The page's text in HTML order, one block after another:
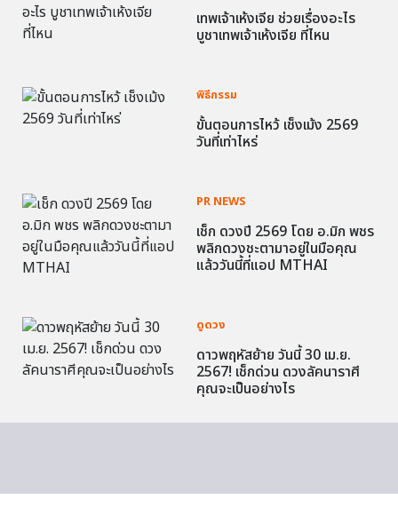
เทพเจ้าเห้งเจีย ช่วยเรื่องอะไร
บูชาเทพเจ้าเห้งเจีย ที่ไหน
พิธีกรรม
ขั้นตอนการไหว้ เช็งเม้ง 2569
วันที่เท่าไหร่
PR NEWS
เช็ก ดวงปี 2569 โดย อ.มิก พชร
พลิกดวงชะตามาอยู่ในมือคุณ
แล้ววันนี้ที่แอป MTHAI
ดูดวง
ดาวพฤหัสย้าย วันนี้ 30 เม.ย.
2567! เช็กด่วน ดวงลัคนาราศี
คุณจะเป็นอย่างไร